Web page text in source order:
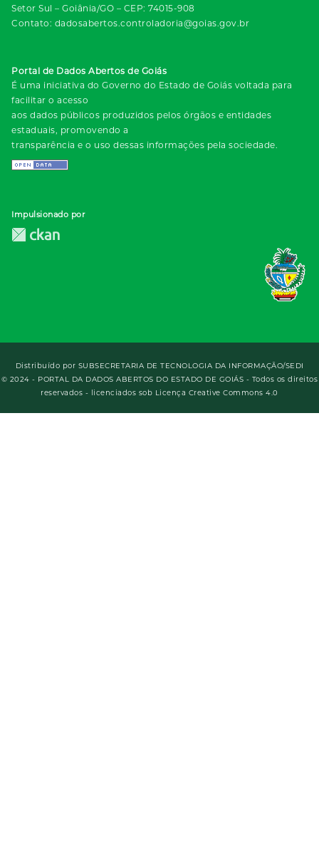
Setor Sul – Goiânia/GO – CEP: 74015-908
Contato: dadosabertos.controladoria@goias.gov.br
Portal de Dados Abertos de Goiás
É uma iniciativa do Governo do Estado de Goiás voltada para
facilitar o acesso
aos dados públicos produzidos pelos órgãos e entidades
estaduais, promovendo a
transparência e o uso dessas informações pela sociedade.
Impulsionado por
Distribuído por SUBSECRETARIA DE TECNOLOGIA DA INFORMAÇÃO/SEDI
© 2024 - PORTAL DA DADOS ABERTOS DO ESTADO DE GOIÁS - Todos os direitos
reservados - licenciados sob Licença Creative Commons 4.0